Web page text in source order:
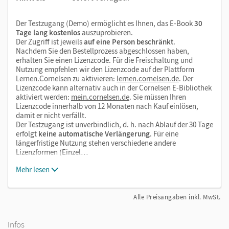
Arbeitsblätter als Hilfe für Aufgaben im Schulbuch
Der Testzugang (Demo) ermöglicht es Ihnen, das E-Book30
Tage lang kostenlosauszuprobieren.
Der Zugriff ist jeweilsauf eine Person beschränkt.
Nachdem Sie den Bestellprozess abgeschlossen haben,
erhalten Sie einen Lizenzcode. Für die Freischaltung und
Nutzung empfehlen wir den Lizenzcode auf der Plattform
Lernen.Cornelsen zu aktivieren: lernen.cornelsen.de. Der
Lizenzcode kann alternativ auch in der Cornelsen E-Bibliothek
aktiviert werden: mein.cornelsen.de. Sie müssen Ihren
Lizenzcode innerhalb von 12 Monaten nach Kauf einlösen,
damit er nicht verfällt.
Der Testzugang ist unverbindlich, d. h. nach Ablauf der 30 Tage
erfolgt keine automatische Verlängerung. Für eine
längerfristige Nutzung stehen verschiedene andere
Lizenzformen (Einzel…
Mehr lesen
Alle Preisangaben inkl. MwSt.
Infos